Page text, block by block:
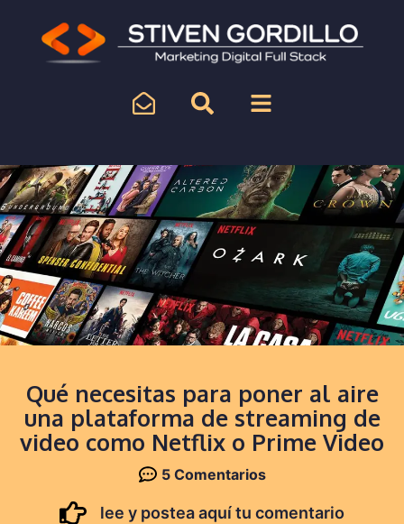
Qué necesitas para poner al aire
una plataforma de streaming de
video como Netflix o Prime Video
5 Comentarios
lee y postea aquí tu comentario